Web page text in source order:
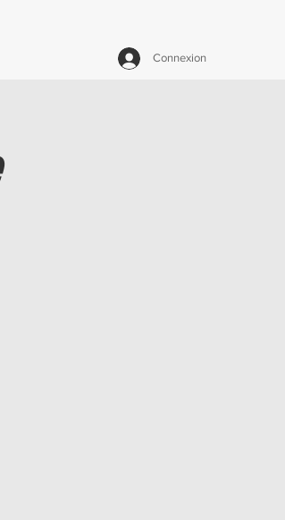
Connexion